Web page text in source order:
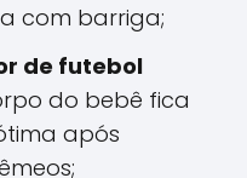
com barriga;
de futebol
do bebê fica
após